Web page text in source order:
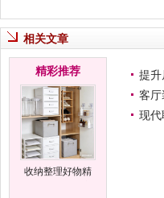
相关文章
精彩推荐
收纳整理好物精
提升
客厅
现代